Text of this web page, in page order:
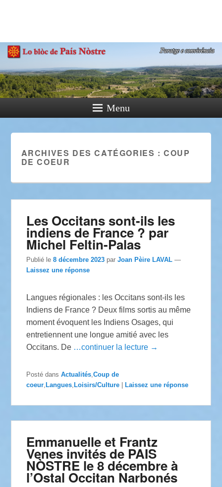
Paratge e Convivència
Menu
ARCHIVES DES CATÉGORIES :COUP
DE COEUR
Les Occitans sont-ils les
indiens de France ? par
Michel Feltin-Palas
Publié le8 décembre 2023 parJoan Pèire LAVAL —
Laissez une réponse
Langues régionales : les Occitans sont-ils les
Indiens de France ? Deux films sortis au même
moment évoquent les Indiens Osages, qui
entretiennent une longue amitié avec les
Occitans. De …continuer la lecture →
Posté dans Actualités ,Coup de
coeur Langues Loisirs/Culture Laissez une réponse
Emmanuelle et Frantz
Venes invités de PAIS
NÒSTRE le 8 décembre à
l’Ostal Occitan Narbonés